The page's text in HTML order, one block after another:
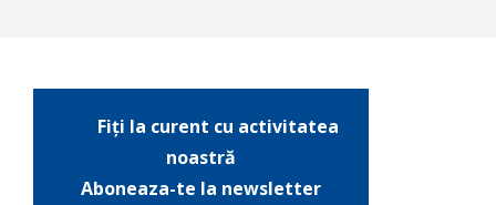
Fiți la curent cu activitatea
noastră
Aboneaza-te la newsletter